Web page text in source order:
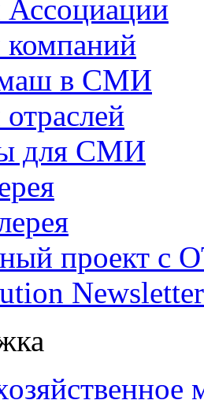
в СМИ
для СМИ
проект с
Newsletter